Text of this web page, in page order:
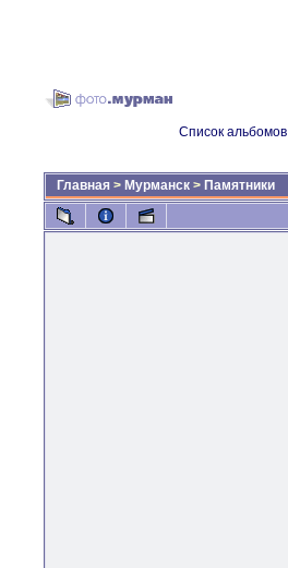
Список альбомов
Главная > Мурманск > Памятники